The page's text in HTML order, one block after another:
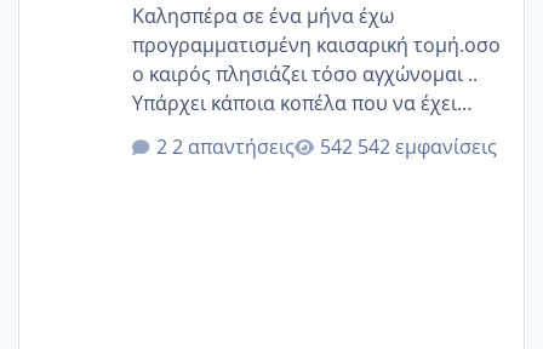
Καλησπέρα σε ένα μήνα έχω
προγραμματισμένη καισαρική τομή.οσο
ο καιρός πλησιάζει τόσο αγχώνομαι ..
Υπάρχει κάποια κοπέλα που να έχει
παρόμοιο ιστορικό να μας πει την
εμπειρία της;Να σημειώσω είναι η
2 απαντήσεις 542 εμφανίσεις